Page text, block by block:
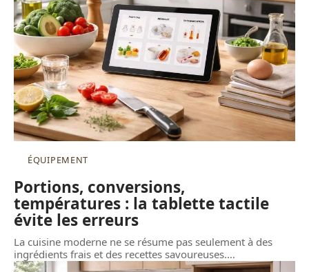
ÉQUIPEMENT
Portions, conversions,
températures : la tablette tactile
évite les erreurs
La cuisine moderne ne se résume pas seulement à des
ingrédients frais et des recettes savoureuses.…